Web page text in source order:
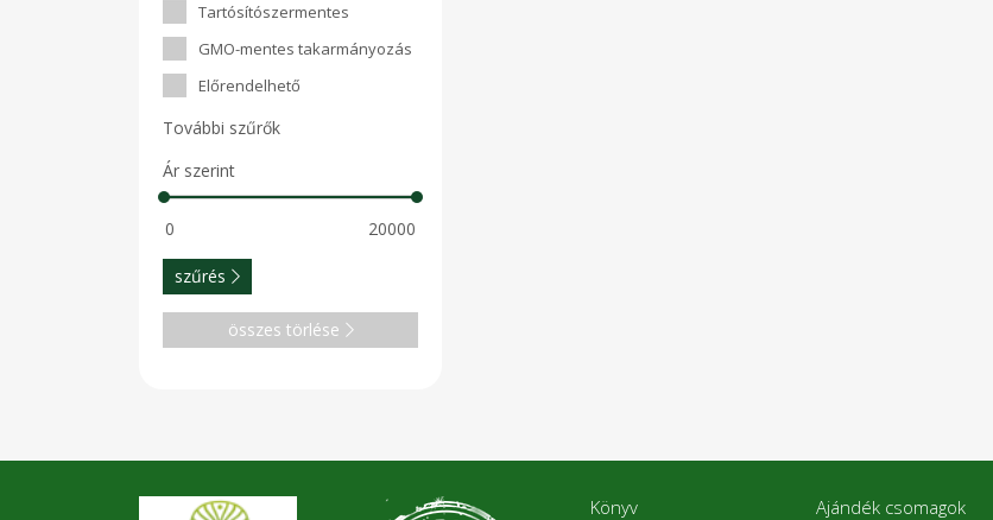
Tartósítószermentes
GMO-mentes takarmányozás
Előrendelhető
További szűrők
Ár szerint
szűrés
összes törlése
Könyv
Ajándék csomagok